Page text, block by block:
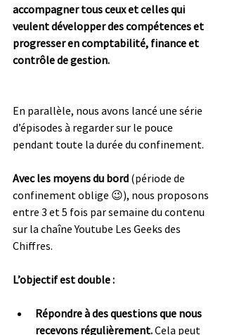
accompagner tous ceux et celles qui
veulent développer des compétences et
progresser en comptabilité, finance et
contrôle de gestion.
En parallèle, nous avons lancé une série
d’épisodes à regarder sur le pouce
pendant toute la durée du confinement.
Avec les moyens du bord (période de
confinement oblige 😉), nous proposons
entre 3 et 5 fois par semaine du contenu
sur la chaîne Youtube Les Geeks des
Chiffres.
L’objectif est double :
Répondre à des questions que nous
recevons régulièrement. Cela peut